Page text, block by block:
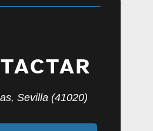
Sevilla (41020)